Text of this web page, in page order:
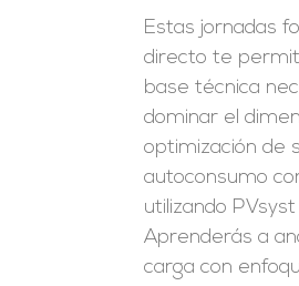
Estas jornadas
directo te
base técnica
dominar el
optimización de
autoconsumo
utilizando PVsyst
Aprenderás a
carga con